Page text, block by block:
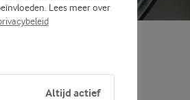
Lees meer over
Altijd actief